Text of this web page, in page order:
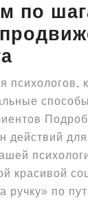
по
по
шагам:
психологов,
способы
действий для
красивой
ручку» по